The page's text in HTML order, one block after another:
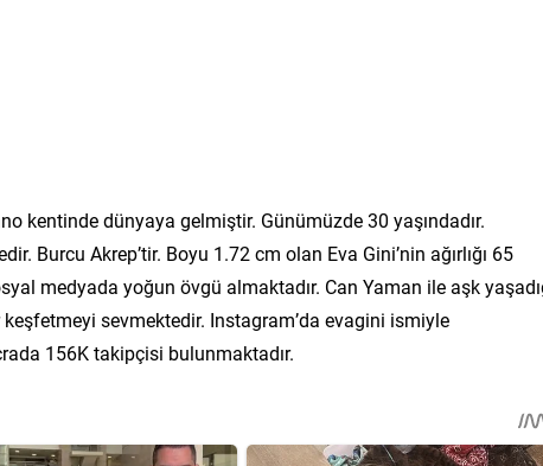
kentinde dünyaya gelmiştir. Günümüzde 30 yaşındadır.
Burcu Akrep’tir. Boyu 1.72 cm olan Eva Gini’nin ağırlığı 65
medyada yoğun övgü almaktadır. Can Yaman ile aşk
sevmektedir. Instagram’da evagini ismiyle
156K takipçisi bulunmaktadır.